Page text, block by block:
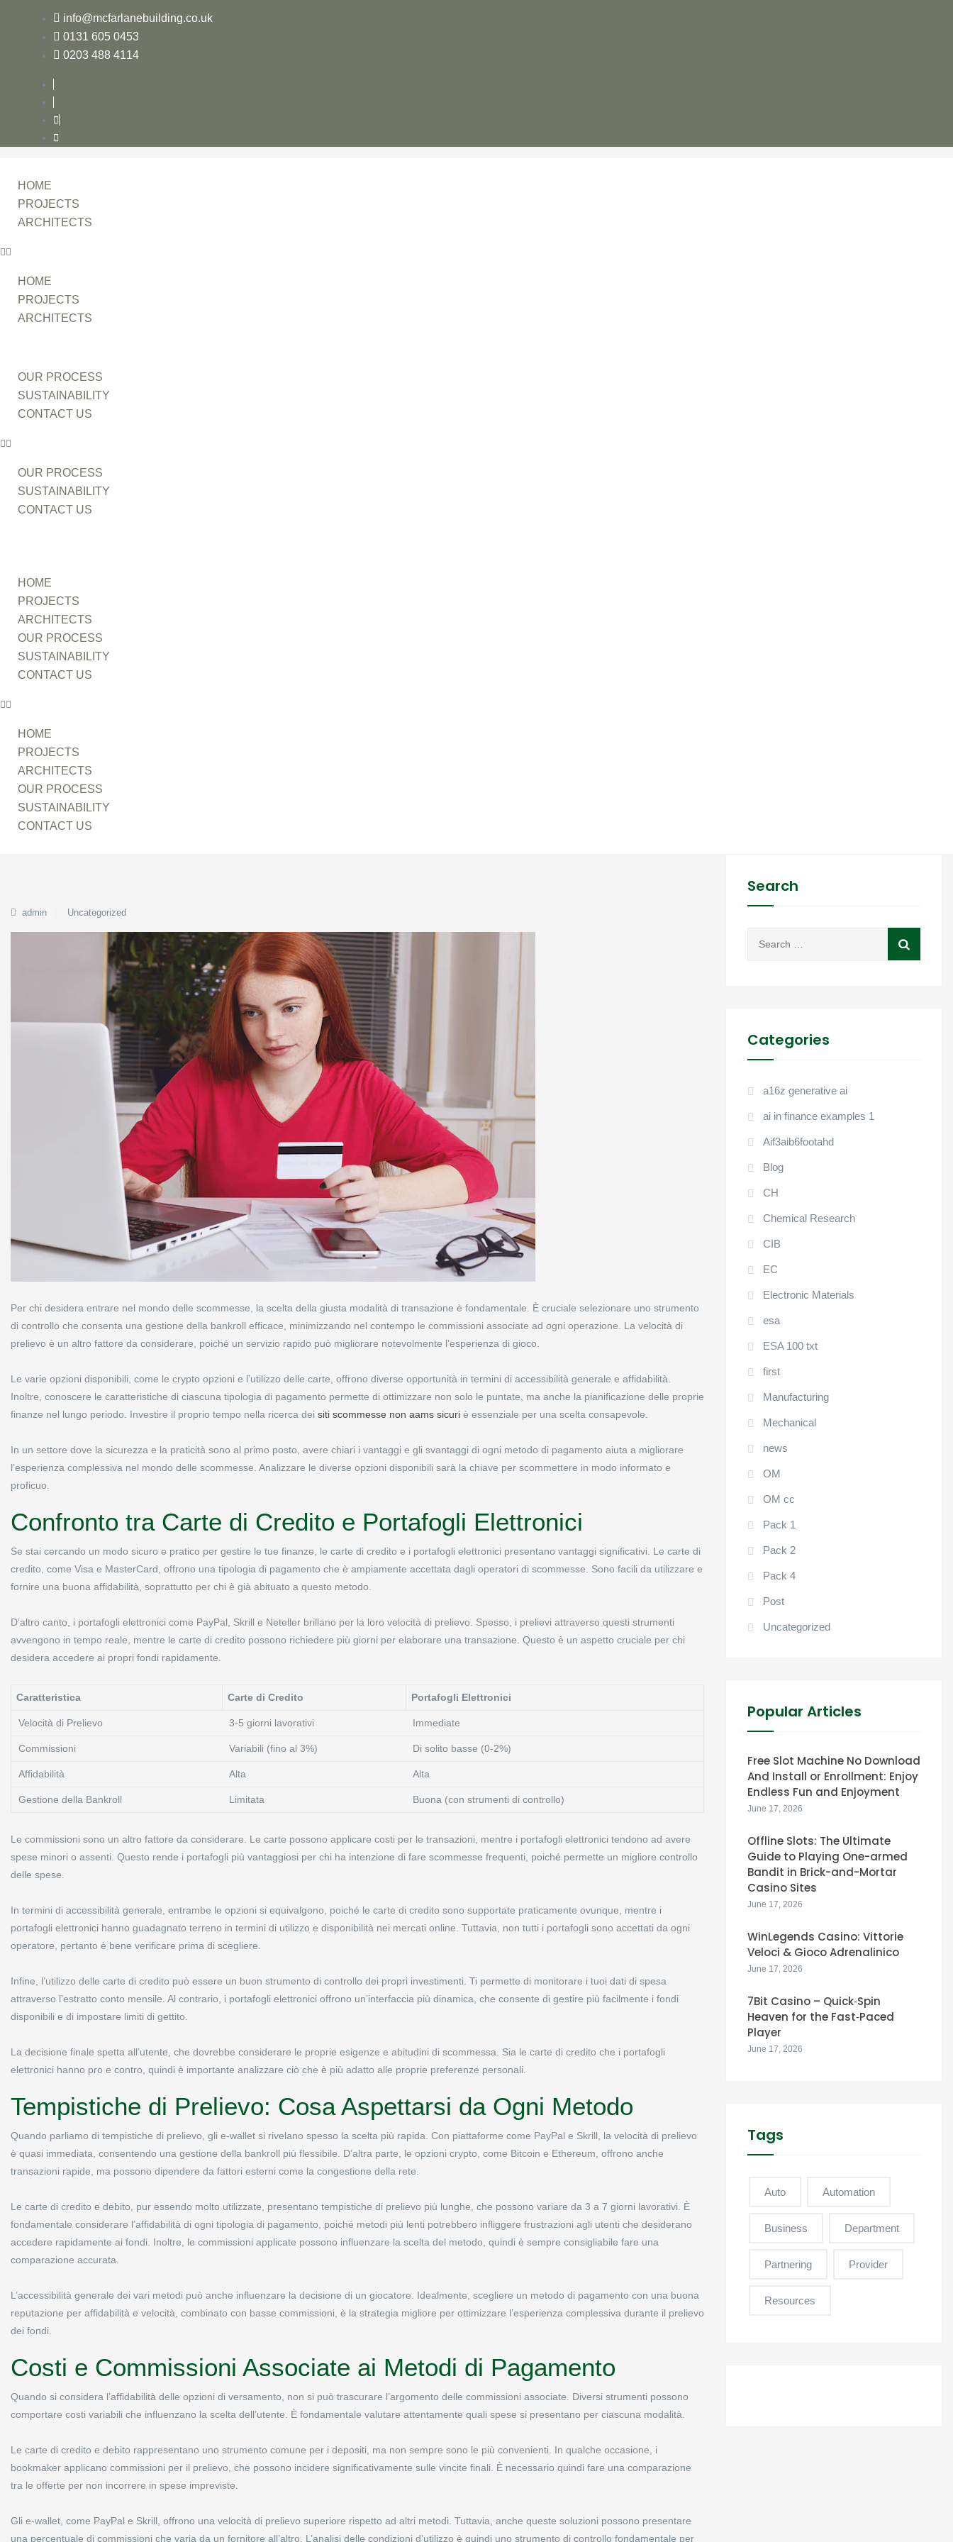
info@mcfarlanebuilding.co.uk
0131 605 0453
0203 488 4114
HOME
PROJECTS
ARCHITECTS
HOME
PROJECTS
ARCHITECTS
OUR PROCESS
SUSTAINABILITY
CONTACT US
OUR PROCESS
SUSTAINABILITY
CONTACT US
HOME
PROJECTS
ARCHITECTS
OUR PROCESS
SUSTAINABILITY
CONTACT US
HOME
PROJECTS
ARCHITECTS
OUR PROCESS
SUSTAINABILITY
CONTACT US
admin Uncategorized
Per chi desidera entrare nel mondo delle scommesse, la scelta della giusta modalità di transazione è fondamentale. È cruciale selezionare uno strumento
di controllo che consenta una gestione della bankroll efficace, minimizzando nel contempo le commissioni associate ad ogni operazione. La velocità di
prelievo è un altro fattore da considerare, poiché un servizio rapido può migliorare notevolmente l’esperienza di gioco.
Le varie opzioni disponibili, come le crypto opzioni e l’utilizzo delle carte, offrono diverse opportunità in termini di accessibilità generale e affidabilità.
Inoltre, conoscere le caratteristiche di ciascuna tipologia di pagamento permette di ottimizzare non solo le puntate, ma anche la pianificazione delle proprie
finanze nel lungo periodo. Investire il proprio tempo nella ricerca dei siti scommesse non aams sicuri è essenziale per una scelta consapevole.
In un settore dove la sicurezza e la praticità sono al primo posto, avere chiari i vantaggi e gli svantaggi di ogni metodo di pagamento aiuta a migliorare
l’esperienza complessiva nel mondo delle scommesse. Analizzare le diverse opzioni disponibili sarà la chiave per scommettere in modo informato e
proficuo.
Confronto tra Carte di Credito e Portafogli Elettronici
Se stai cercando un modo sicuro e pratico per gestire le tue finanze, le carte di credito e i portafogli elettronici presentano vantaggi significativi. Le carte di
credito, come Visa e MasterCard, offrono una tipologia di pagamento che è ampiamente accettata dagli operatori di scommesse. Sono facili da utilizzare e
fornire una buona affidabilità, soprattutto per chi è già abituato a questo metodo.
D’altro canto, i portafogli elettronici come PayPal, Skrill e Neteller brillano per la loro velocità di prelievo. Spesso, i prelievi attraverso questi strumenti
avvengono in tempo reale, mentre le carte di credito possono richiedere più giorni per elaborare una transazione. Questo è un aspetto cruciale per chi
desidera accedere ai propri fondi rapidamente.
Caratteristica Carte di Credito Portafogli Elettronici
Velocità di Prelievo 3-5 giorni lavorativi Immediate
Commissioni Variabili (fino al 3%) Di solito basse (0-2%)
Affidabilità Alta Alta
Gestione della Bankroll Limitata Buona (con strumenti di controllo)
Le commissioni sono un altro fattore da considerare. Le carte possono applicare costi per le transazioni, mentre i portafogli elettronici tendono ad avere
spese minori o assenti. Questo rende i portafogli più vantaggiosi per chi ha intenzione di fare scommesse frequenti, poiché permette un migliore controllo
delle spese.
In termini di accessibilità generale, entrambe le opzioni si equivalgono, poiché le carte di credito sono supportate praticamente ovunque, mentre i
portafogli elettronici hanno guadagnato terreno in termini di utilizzo e disponibilità nei mercati online. Tuttavia, non tutti i portafogli sono accettati da ogni
operatore, pertanto è bene verificare prima di scegliere.
Infine, l’utilizzo delle carte di credito può essere un buon strumento di controllo dei propri investimenti. Ti permette di monitorare i tuoi dati di spesa
attraverso l’estratto conto mensile. Al contrario, i portafogli elettronici offrono un’interfaccia più dinamica, che consente di gestire più facilmente i fondi
disponibili e di impostare limiti di gettito.
La decisione finale spetta all’utente, che dovrebbe considerare le proprie esigenze e abitudini di scommessa. Sia le carte di credito che i portafogli
elettronici hanno pro e contro, quindi è importante analizzare ciò che è più adatto alle proprie preferenze personali.
Tempistiche di Prelievo: Cosa Aspettarsi da Ogni Metodo
Quando parliamo di tempistiche di prelievo, gli e-wallet si rivelano spesso la scelta più rapida. Con piattaforme come PayPal e Skrill, la velocità di prelievo
è quasi immediata, consentendo una gestione della bankroll più flessibile. D’altra parte, le opzioni crypto, come Bitcoin e Ethereum, offrono anche
transazioni rapide, ma possono dipendere da fattori esterni come la congestione della rete.
Le carte di credito e debito, pur essendo molto utilizzate, presentano tempistiche di prelievo più lunghe, che possono variare da 3 a 7 giorni lavorativi. È
fondamentale considerare l’affidabilità di ogni tipologia di pagamento, poiché metodi più lenti potrebbero infliggere frustrazioni agli utenti che desiderano
accedere rapidamente ai fondi. Inoltre, le commissioni applicate possono influenzare la scelta del metodo, quindi è sempre consigliabile fare una
comparazione accurata.
L’accessibilità generale dei vari metodi può anche influenzare la decisione di un giocatore. Idealmente, scegliere un metodo di pagamento con una buona
reputazione per affidabilità e velocità, combinato con basse commissioni, è la strategia migliore per ottimizzare l’esperienza complessiva durante il prelievo
dei fondi.
Costi e Commissioni Associate ai Metodi di Pagamento
Quando si considera l’affidabilità delle opzioni di versamento, non si può trascurare l’argomento delle commissioni associate. Diversi strumenti possono
comportare costi variabili che influenzano la scelta dell’utente. È fondamentale valutare attentamente quali spese si presentano per ciascuna modalità.
Le carte di credito e debito rappresentano uno strumento comune per i depositi, ma non sempre sono le più convenienti. In qualche occasione, i
bookmaker applicano commissioni per il prelievo, che possono incidere significativamente sulle vincite finali. È necessario quindi fare una comparazione
tra le offerte per non incorrere in spese impreviste.
Gli e-wallet, come PayPal e Skrill, offrono una velocità di prelievo superiore rispetto ad altri metodi. Tuttavia, anche queste soluzioni possono presentare
una percentuale di commissioni che varia da un fornitore all’altro. L’analisi delle condizioni d’utilizzo è quindi uno strumento di controllo fondamentale per
Search
Categories
a16z generative ai
ai in finance examples 1
Aif3aib6footahd
Blog
CH
Chemical Research
CIB
EC
Electronic Materials
esa
ESA 100 txt
first
Manufacturing
Mechanical
news
OM
OM cc
Pack 1
Pack 2
Pack 4
Post
Uncategorized
Popular Articles
Free Slot Machine No Download
And Install or Enrollment: Enjoy
Endless Fun and Enjoyment
June 17, 2026
Offline Slots: The Ultimate
Guide to Playing One-armed
Bandit in Brick-and-Mortar
Casino Sites
June 17, 2026
WinLegends Casino: Vittorie
Veloci & Gioco Adrenalinico
June 17, 2026
7Bit Casino – Quick‑Spin
Heaven for the Fast‑Paced
Player
June 17, 2026
Tags
Auto Automation
Business Department
Partnering Provider
Resources